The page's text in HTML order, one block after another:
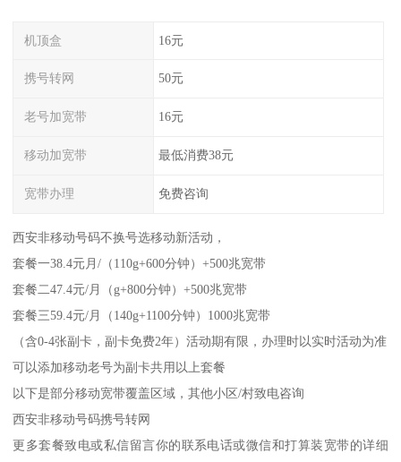
机顶盒 16元
携号转网 50元
老号加宽带 16元
移动加宽带 最低消费38元
宽带办理 免费咨询
西安非移动号码不换号选移动新活动，
套餐一38.4元月/（110g+600分钟）+500兆宽带
套餐二47.4元/月（g+800分钟）+500兆宽带
套餐三59.4元/月（140g+1100分钟）1000兆宽带
（含0-4张副卡，副卡免费2年）活动期有限，办理时以实时活动为准
可以添加移动老号为副卡共用以上套餐
以下是部分移动宽带覆盖区域，其他小区/村致电咨询
西安非移动号码携号转网
更多套餐致电或私信留言你的联系电话或微信和打算装宽带的详细